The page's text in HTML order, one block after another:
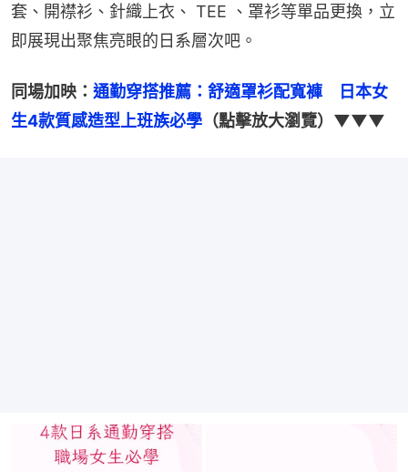
套、開襟衫、針織上衣、 TEE 、罩衫等單品更換，立
即展現出聚焦亮眼的日系層次吧。
同場加映： 通勤穿搭推薦：舒適罩衫配寬褲　日本女
生4款質感造型上班族必學 （點擊放大瀏覽）▼▼▼